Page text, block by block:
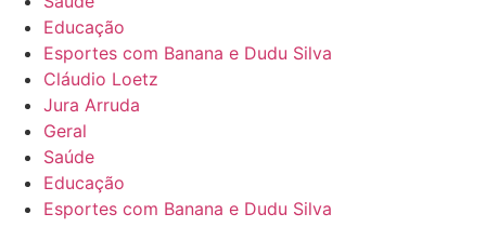
Educação
Esportes com Banana e Dudu Silva
Cláudio Loetz
Jura Arruda
Geral
Saúde
Educação
Esportes com Banana e Dudu Silva